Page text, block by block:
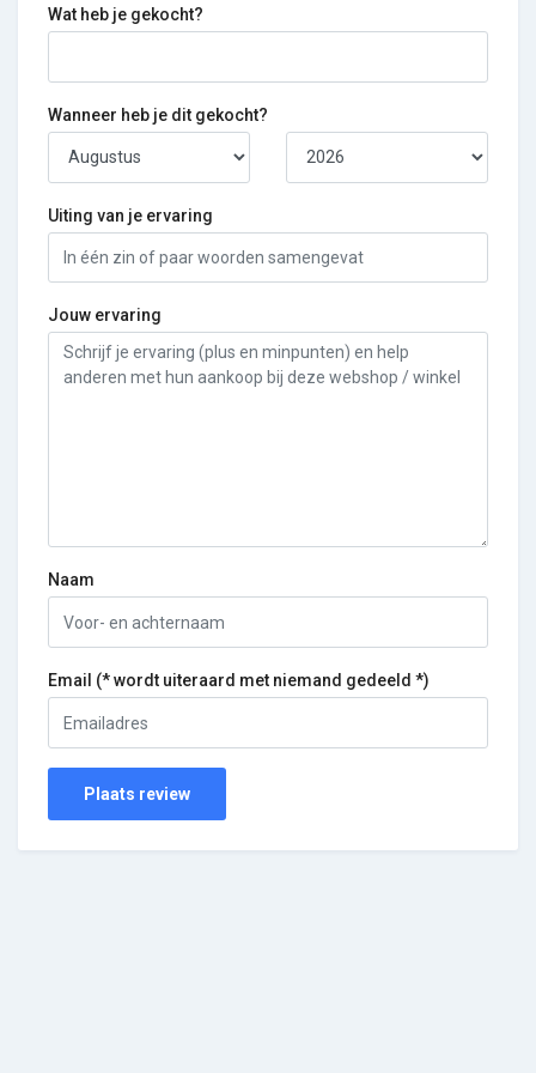
Wat heb je gekocht?
Wanneer heb je dit gekocht?
Uiting van je ervaring
Jouw ervaring
Naam
Email (* wordt uiteraard met niemand gedeeld *)
Plaats review